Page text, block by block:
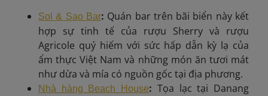
Sol & Sao Bar: Quán bar trên bãi biển này kết
hợp sự tinh tế của rượu Sherry và rượu
Agricole quý hiếm với sức hấp dẫn kỳ lạ của
ẩm thực Việt Nam và những món ăn tươi mát
như dừa và mía có nguồn gốc tại địa phương.
Nhà hàng Beach House: Tọa lạc tại Danang